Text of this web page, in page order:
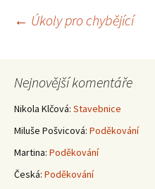
Navigace
pro
příspěvky
← Úkoly pro chybějící
Nejnovější komentáře
Nikola Klčová: Stavebnice
Miluše Pošvicová: Poděkování
Martina: Poděkování
Česká: Poděkování